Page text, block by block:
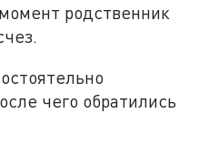
родственник
чего обратились